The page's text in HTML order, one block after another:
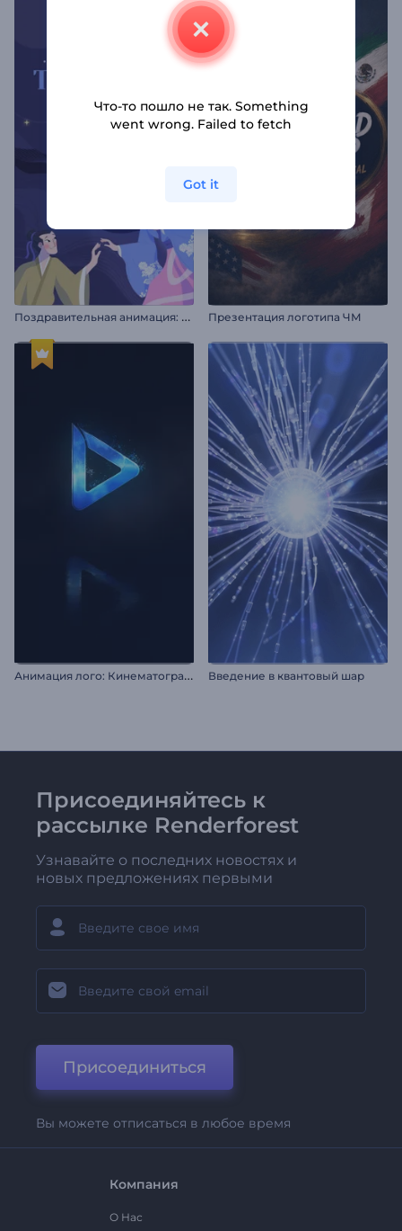
П
оздравительная анимация: Танабата Презентация логотипа ЧМ
А
нимация лого: Кинематографичные частицы Введение в квантовый шар
Присоединяйтесь к
рассылке Renderforest
Узнавайте о последних новостях и
новых предложениях первыми
Присоединиться
Вы можете отписаться в любое время
Компания
О Нас
Что-то пошло не так. Something
went wrong. Failed to fetch
Got it